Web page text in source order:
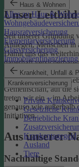
Haus & Wohnen
Alles zu Haus &
Hausratversicherung
Elementarversicherung
Glasversicherung
Immobilienfinanzierung
Krankheit, Unfall &
Krankenversicherung
Private
Gesetzliche
Betriebliche
Krankentagegeld
Ausland
Tiere
Unser Leitbild
Seit unserer Gründung
Anliegen, Menschen in
Damit uns das
dauerhaft
schützen wir das
Um einen gesunden
Gemeinschaft, auf die
treten wir ein – im
genauso wie
Initiativen.
Aus unserer
Nachhaltige